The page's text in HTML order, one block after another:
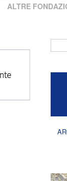
ALTRE